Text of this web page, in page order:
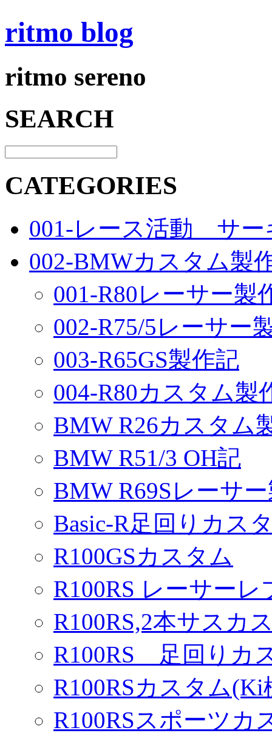
ritmo blog
ritmo sereno
SEARCH
CATEGORIES
001-レース活動 サー
002-BMWカスタム製
001-R80レーサー製
002-R75/5レーサー
003-R65GS製作記
004-R80カスタム製
BMW R26カスタム
BMW R51/3 OH記
BMW R69Sレーサ
Basic-R足回りカス
R100GSカスタム
R100RS レーサー
R100RS,2本サスカ
R100RS 足回りカ
R100RSカスタム(Ki
R100RSスポーツカ